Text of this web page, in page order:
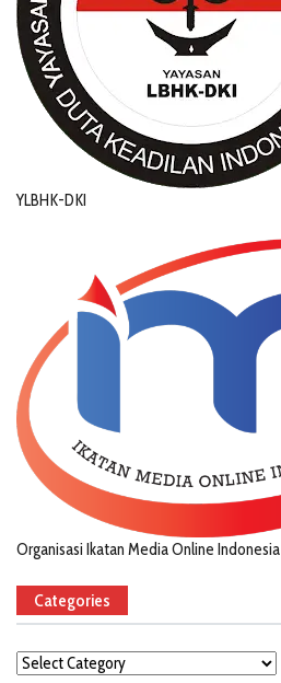
YLBHK-DKI
Organisasi Ikatan Media Online Indonesia
Categories
Categories